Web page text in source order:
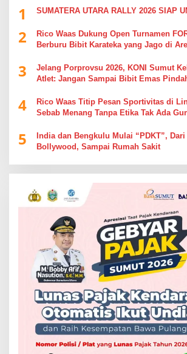
1 SUMATERA UTARA RALLY 2026 SIAP
2
Rico Waas Dukung Open Turnamen
Berburu Bibit Karateka yang Jago di
3
Jelang Porprovsu 2026, KONI Sumut
Atlet: Jangan Sampai Bibit Emas
4
Rico Waas Titip Pesan Sportivitas di
Sebab Menang Tanpa Etika Tak Ada
5
India dan Bengkulu Mulai “PDKT”,
Bollywood, Sampai Rumah Sakit